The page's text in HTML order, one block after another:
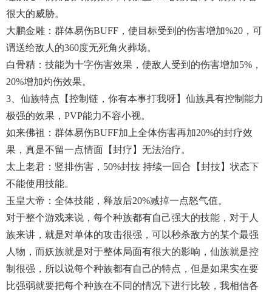
很大的威胁。
大鹏金雕：群体易伤BUFF，使目标受到的伤害增加%20，可
谓送给敌人的360度无死角火葬场。
白骨精：技能为十字伤害效果，使敌人受到的伤害增加5%，
20%增加灼伤效果。
3、仙族特点【控制链，你有本事打我呀】仙族具有控制能力
极强的效果，PVP能力不容小视。
如来佛祖：群体易伤BUFF加上全体伤害再加20%的封疗效
果，真是不留一点情面【封疗】无法治疗。
太上老君：竖排伤害，50%封技 持续一回合【封技】状态下
不能使用技能。
玉皇大帝：全体技能，释放后20%减掉一点怒气值。
对于整个游戏来说，每个种族都有自己强大的技能，对于人
族来讲，就是对单体的攻击很强，可以秒杀敌方的某个最强
人物，而妖族就是对于整体局面有很大的影响，仙族就是控
制很强，所以说每个种族都有自己的特点，但是如果实在要
比强弱就要把每个种族在不同的情况下进行比较，我相信各